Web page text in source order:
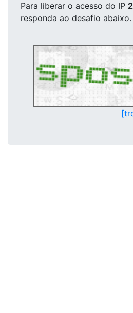
Para liberar o acesso do IP
responda ao desafio abaixo.